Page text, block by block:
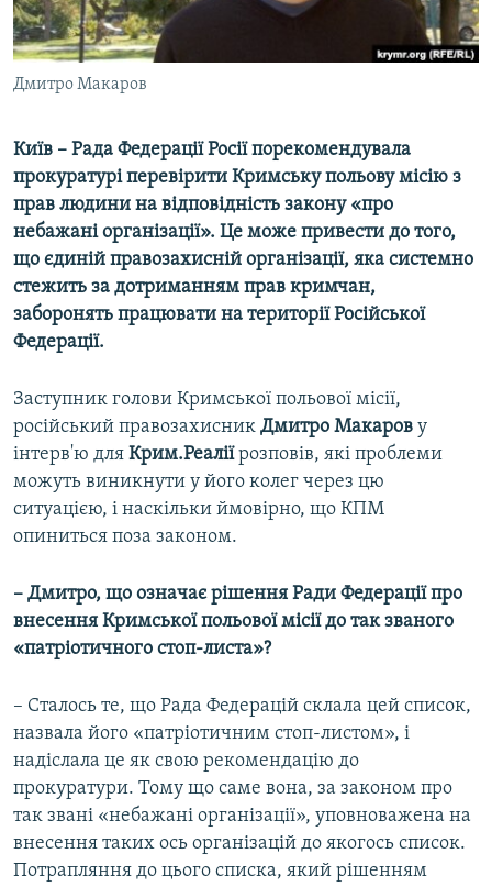
УКРАЇНСЬКА ПРОБЛЕМА КРИМУ
ІНФОГРАФІКА
ДОЛУЧАЙСЯ!
Усі сайти RFE/RL
Дмитро Макаров
Київ – Рада Федерації Росії порекомендувала
прокуратурі перевірити Кримську польову місію з
прав людини на відповідність закону «про
небажані організації». Це може привести до того,
що єдиній правозахисній організації, яка системно
стежить за дотриманням прав кримчан,
заборонять працювати на території Російської
Федерації.
Заступник голови Кримської польової місії,
російський правозахисник Дмитро Макаров у
інтерв'ю для Крим.Реаліїрозповів, які проблеми
можуть виникнути у його колег через цю
ситуацією, і наскільки ймовірно, що КПМ
опиниться поза законом.
– Дмитро, що означає рішення Ради Федерації про
внесення Кримської польової місії до так званого
«патріотичного стоп-листа»?
– Сталось те, що Рада Федерацій склала цей список,
назвала його «патріотичним стоп-листом», і
надіслала це як свою рекомендацію до
прокуратури. Тому що саме вона, за законом про
так звані «небажані організації», уповноважена на
внесення таких ось організацій до якогось список.
Потрапляння до цього списка, який рішенням